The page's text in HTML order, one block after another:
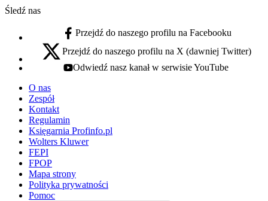
Śledź nas
facebook - otwiera się w nowej karcie
Przejdź do naszego profilu na Facebooku
x - otwiera się w nowej karcie
Przejdź do naszego profilu na X (dawniej Twitter)
youtube - otwiera się w nowej karcie
Odwiedź nasz kanał w serwisie YouTube
O nas
Zespół
Kontakt
Regulamin
Księgarnia Profinfo.pl
Wolters Kluwer
FEPI
FPOP
Mapa strony
Polityka prywatności
Pomoc